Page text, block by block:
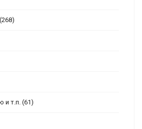
(268)
и т.п. (61)